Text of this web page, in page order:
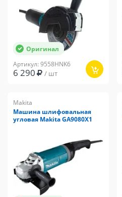
Оригинал
Артикул: 9558HNK6
6 290 / шт
Makita
Машина шлифовальная
угловая Makita GA9080X1